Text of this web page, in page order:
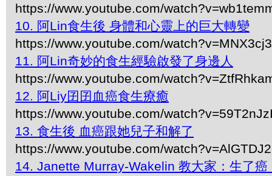
https://www.youtube.com/
10. 阿Lin食生後 身體和心靈上的巨大轉變
https://www.youtube.com/
11. 阿Lin奇妙的食生經驗啟發了身邊人
https://www.youtube.com/
12. 阿Liy囝囝血癌食生療癒
https://www.youtube.com/
13. 食生後 血癌跟她兒子和解了
https://www.youtube.com/
14. Janette Murray-Wakelin 教大家：生了癌